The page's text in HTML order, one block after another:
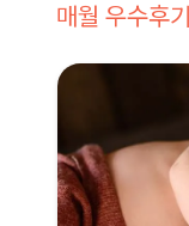
매월 우수후